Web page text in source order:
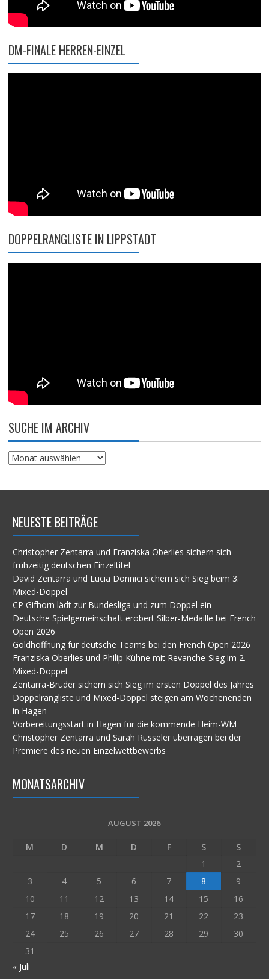
DM-FINALE HERREN-EINZEL
DOPPELRANGLISTE IN LIPPSTADT
SUCHE IM ARCHIV
Suche
NEUESTE BEITRÄGE
Christopher Zentarra und Franziska Oberlies sichern sich
frühzeitig deutschen Einzeltitel
David Zentarra und Lucia Donnici sichern sich Sieg beim 3.
Mixed-Doppel
CP Gifhorn lädt zur Bundesliga und zum Doppel ein
Deutsche Spielgemeinschaft erobert Silber-Medaille bei French
Open 2026
Goldhoffnung für deutsche Teams bei den French Open 2026
Franziska Oberlies und Philip Kühne mit Revanche-Sieg im 2.
Mixed-Doppel
Zentarra-Brüder sichern sich Sieg im ersten Doppel des Jahres
Doppelrangliste und Mixed-Doppel steigen am Wochenenden
in Hagen
Vorbereitungsstart in Hagen für die kommende Heim-WM
Christopher Zentarra und Sarah Rüsseler überragen bei der
Premiere des neuen Einzelwettbewerbs
MONATSARCHIV
AUGUST 2026
M D M D F S
S
1
2
3
4 5 6 7 8
9
10
11 12 13 14 15
16
17
18 19 20 21 22
23
24
25 26 27 28 29
30
31
« Juli